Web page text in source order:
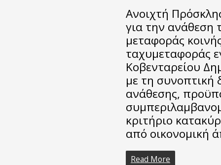
Ανοιχτή
για την ανάθεση
μεταφοράς
ταχυμεταφοράς
Κοβενταρείου
με τη συνοπτική
ανάθεσης,
κριτήριο
από οικονομική
Read More